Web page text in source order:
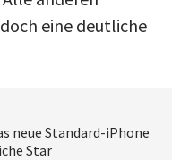
eine deutliche
neue Standard-iPhone
Star